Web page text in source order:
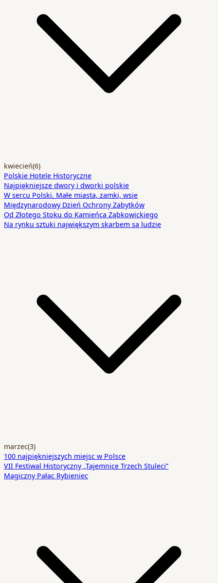
kwiecień(6)
Polskie Hotele Historyczne
Najpiękniejsze dwory i dworki polskie
W sercu Polski. Małe miasta, zamki, wsie
Międzynarodowy Dzień Ochrony Zabytków
Od Złotego Stoku do Kamieńca Ząbkowickiego
Na rynku sztuki największym skarbem są ludzie
marzec(3)
100 najpiękniejszych miejsc w Polsce
VII Festiwal Historyczny „Tajemnice Trzech Stuleci”
Magiczny Pałac Rybieniec